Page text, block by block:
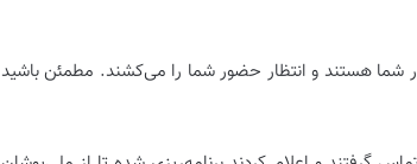
هستند و انتظار حضور شما را می‌کشند. مطمئن باشید